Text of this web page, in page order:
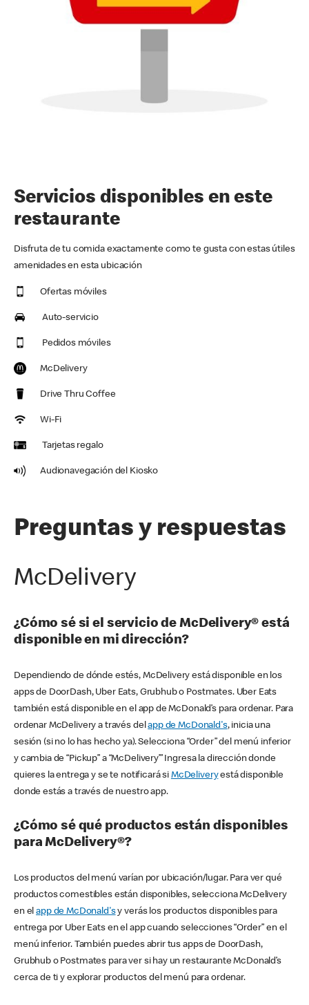
Servicios disponibles en este
restaurante
Disfruta de tu comida exactamente como te gusta con estas útiles
amenidades en esta ubicación
Ofertas móviles
Auto-servicio
Pedidos móviles
McDelivery
Drive Thru Coffee
Wi-Fi
Tarjetas regalo
Audionavegación del Kiosko
Preguntas y respuestas
McDelivery
¿Cómo sé si el servicio de McDelivery® está
disponible en mi dirección?
Dependiendo de dónde estés, McDelivery está disponible en los
apps de DoorDash, Uber Eats, Grubhub o Postmates. Uber Eats
también está disponible en el app de McDonald’s para ordenar. Para
ordenar McDelivery a través delapp de McDonald's, inicia una
sesión (si no lo has hecho ya). Selecciona “Order” del menú inferior
y cambia de “Pickup” a “McDelivery’” Ingresa la dirección donde
quieres la entrega y se te notificará si McDeliveryestá disponible
donde estás a través de nuestro app.
¿Cómo sé qué productos están disponibles
para McDelivery®?
Los productos del menú varían por ubicación/lugar. Para ver qué
productos comestibles están disponibles, selecciona McDelivery
en elapp de McDonald'sy verás los productos disponibles para
entrega por Uber Eats en el app cuando selecciones “Order” en el
menú inferior. También puedes abrir tus apps de DoorDash,
Grubhub o Postmates para ver si hay un restaurante McDonald’s
cerca de ti y explorar productos del menú para ordenar.